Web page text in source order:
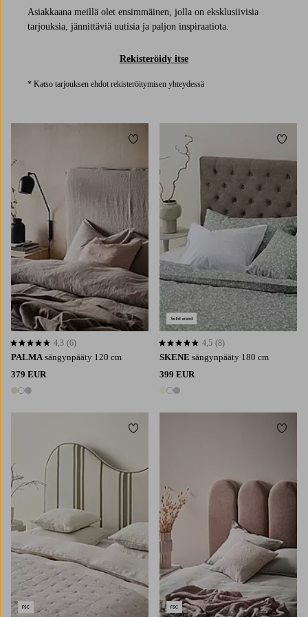
Asiakkaana meillä olet ensimmäinen, jolla on eksklusiivisia
tarjouksia, jännittäviä uutisia ja paljon inspiraatiota.
Rekisteröidy itse
* Katso tarjouksen ehdot rekisteröitymisen yhteydessä
PALMA sängynpääty 120 cm
379 EUR
3 värejä
4,3 perustuen 6 arvosanaan
4,3 (6)
Lisää suosikkeihin
SKENE sängynpääty 180 cm
399 EUR
3 värejä
4,5 perustuen 8 arvosanaan
4,5 (8)
Lisää
Lisää suosikkeihin Lisää